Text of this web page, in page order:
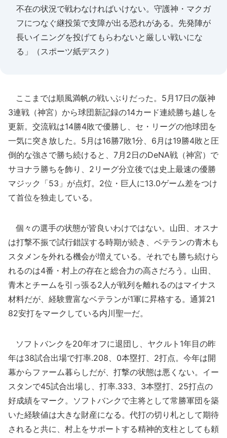
不在の状況で戦わなければいけない。守護神・マクガ
フにつなぐ継投策で支障が出る恐れがある。先発陣が
長いイニングを投げてもらわないと厳しい戦いにな
る」（スポーツ紙デスク）
ここまでは順風満帆の戦いぶりだった。5月17日の阪神
3連戦（神宮）から球団新記録の14カード連続勝ち越しを
更新。交流戦は14勝4敗で優勝し、セ・リーグの他球団を
一気に突き放した。5月は16勝7敗1分、6月は19勝4敗と圧
倒的な強さで勝ち続けると、7月2日のDeNA戦（神宮）で
サヨナラ勝ちを飾り、2リーグ分立後では史上最速の優勝
マジック「53」が点灯。2位・巨人に13.0ゲーム差をつけ
て首位を独走している。
個々の選手の状態が皆良いわけではない。山田、オスナ
は打撃不振で試行錯誤する時期が続き、ベテランの青木も
スタメンを外れる機会が増えている。それでも勝ち続けら
れるのは4番・村上の存在と総合力の高さだろう。山田、
青木とチームを引っ張る2人が戦列を離れるのはマイナス
材料だが、経験豊富なベテランが1軍に昇格する。通算21
82安打をマークしている内川聖一だ。
ソフトバンクを20年オフに退団し、ヤクルト1年目の昨
年は38試合出場で打率.208、0本塁打、2打点。今年は開
幕からファーム暮らしだが、打撃の状態は悪くない。イー
スタンで45試合出場し、打率.333、3本塁打、25打点の
好成績をマーク。ソフトバンクで主将として常勝軍団を築
いた経験値は大きな財産になる。代打の切り札として期待
されると共に、村上をサポートする精神的支柱としても頼